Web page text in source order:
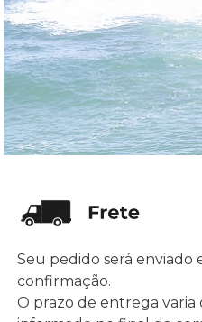
Seu pedido será enviado
confirmação.
O prazo de entrega varia